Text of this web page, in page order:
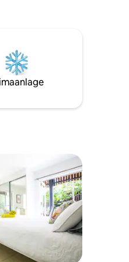
Eine
mit Pads
Snacks werden
Handtücher